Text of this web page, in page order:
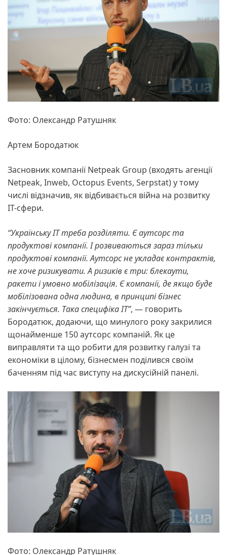
Фото: Олександр Ратушняк
Артем Бородатюк
Засновник компанії Netpeak Group (входять агенції
Netpeak, Inweb, Octopus Events, Serpstat) у тому
числі відзначив, як відбивається війна на розвитку
IT-сфери.
“Українську IT треба розділяти. Є аутсорс та
продуктові компанії. І розвиваються зараз тільки
продуктові компанії. Аутсорс не укладає контрактів,
не хоче ризикувати. А ризиків є три: блекаути,
ракети і умовно мобілізація. Є компанії, де якщо буде
мобілізована одна людина, в принципі бізнес
закінчується. Така специфіка IT”, — говорить
Бородатюк, додаючи, що минулого року закрилися
щонайменше 150 аутсорс компаній. Як це
виправляти та що робити для розвитку галузі та
економіки в цілому, бізнесмен поділився своїм
баченням під час виступу на дискусійній панелі.
Фото: Олександр Ратушняк